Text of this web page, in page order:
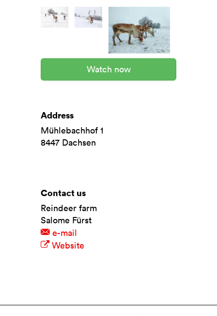
Watch now
Address
Mühlebachhof 1
8447 Dachsen
Contact us
Reindeer farm
Salome Fürst
e-mail
Website